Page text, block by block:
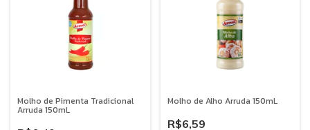
Molho de Pimenta Tradicional
Arruda 150mL
Molho de Alho Arruda 150mL
R$6,59